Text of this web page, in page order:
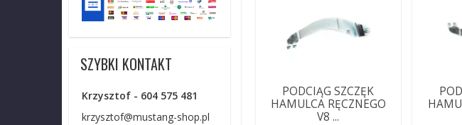
PODCIĄG SZCZĘK
HAMULCA RĘCZNEGO
V8 ...
SZYBKI KONTAKT
Krzysztof - 604 575 481
krzysztof@mustang-shop.pl